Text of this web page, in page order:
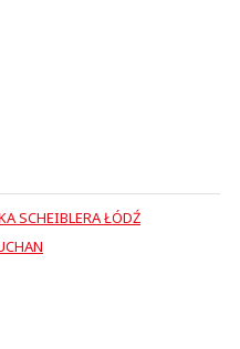
SCHEIBLERA ŁÓDŹ